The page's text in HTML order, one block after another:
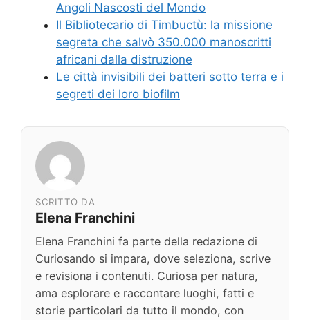
Angoli Nascosti del Mondo
Il Bibliotecario di Timbuctù: la missione
segreta che salvò 350.000 manoscritti
africani dalla distruzione
Le città invisibili dei batteri sotto terra e i
segreti dei loro biofilm
SCRITTO DA
Elena Franchini
Elena Franchini fa parte della redazione di
Curiosando si impara, dove seleziona, scrive
e revisiona i contenuti. Curiosa per natura,
ama esplorare e raccontare luoghi, fatti e
storie particolari da tutto il mondo, con